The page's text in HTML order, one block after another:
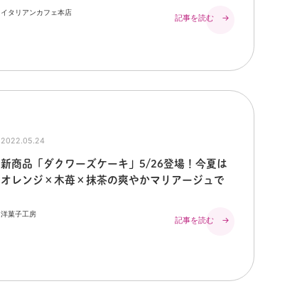
イタリアンカフェ本店
記事を読む →
2022.05.24
新商品「ダクワーズケーキ」5/26登場！今夏は
オレンジ×木苺×抹茶の爽やかマリアージュで
洋菓子工房
記事を読む →